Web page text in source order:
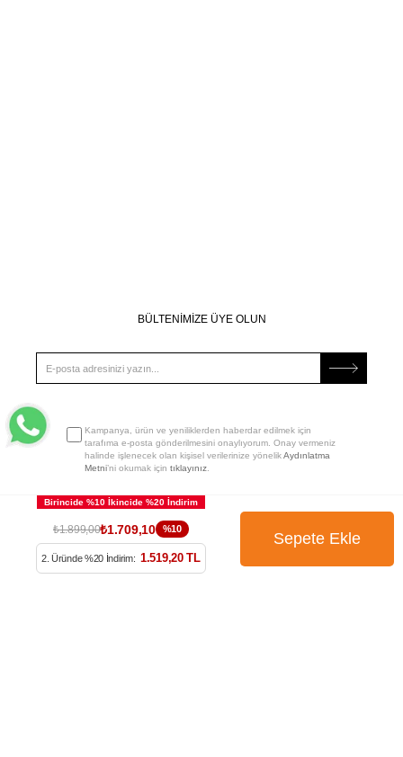
₺1.899,00₺1.709,10 %10
2. Üründe %20 İndirim: 1.519,20 TL
BÜLTENİMİZE ÜYE OLUN
Kampanya, ürün ve yeniliklerden haberdar edilmek için
tarafıma e-posta gönderilmesini onaylıyorum. Onay vermeniz
halinde işlenecek olan kişisel verilerinize yönelikAydınlatma
Metni’ni okumak için tıklayınız.